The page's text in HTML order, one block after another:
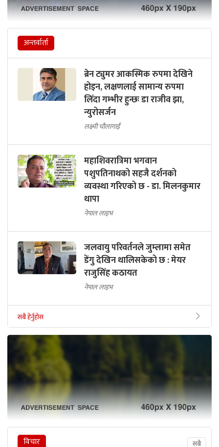
अन्तर्वार्ता
ब्रेन ट्युमर आकस्मिक रुपमा देखिने
होइन, लक्षणलाई सामान्य रुपमा
लिँदा गम्भीर हुन्छः डा राजीव झा,
न्युरोसर्जन
लक्ष्मी चौलागाईं
महाशिवरात्रिमा भगवान
पशुपतिनाथको सहजै दर्शनको
व्यवस्था गरिएको छ - डा. मिलनकुमार
थापा
नेपाल लाइभ
जलवायु परिवर्तनले जुम्लामा समेत
डेंगु देखिन थालिसकेको छ : मेयर
राजुसिंह कठायत
नेपाल लाइभ
सबै हेर्नुहोस
विचार सबै